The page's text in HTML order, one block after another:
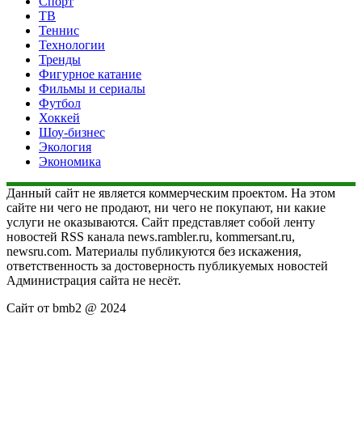
ТВ
Теннис
Технологии
Тренды
Фигурное катание
Фильмы и сериалы
Футбол
Хоккей
Шоу-бизнес
Экология
Экономика
Данный сайт не является коммерческим проектом. На этом
сайте ни чего не продают, ни чего не покупают, ни какие
услуги не оказываются. Сайт представляет собой ленту
новостей RSS канала news.rambler.ru, kommersant.ru,
newsru.com. Материалы публикуются без искажения,
ответственность за достоверность публикуемых новостей
Администрация сайта не несёт.
Сайт от bmb2 @ 2024